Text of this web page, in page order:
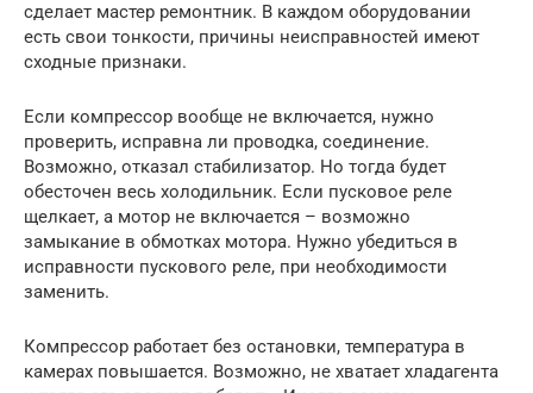
сделает мастер ремонтник. В каждом оборудовании
есть свои тонкости, причины неисправностей имеют
сходные признаки.
Если компрессор вообще не включается, нужно
проверить, исправна ли проводка, соединение.
Возможно, отказал стабилизатор. Но тогда будет
обесточен весь холодильник. Если пусковое реле
щелкает, а мотор не включается – возможно
замыкание в обмотках мотора. Нужно убедиться в
исправности пускового реле, при необходимости
заменить.
Компрессор работает без остановки, температура в
камерах повышается. Возможно, не хватает хладагента